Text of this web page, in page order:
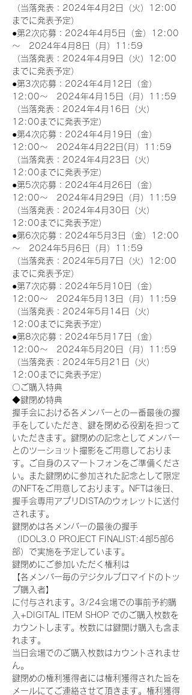
（当落発表：2024年4月2日（火）12:00
までに発表予定）
●第2次応募：2024年4月5日（金）12:00
～　2024年4月8日（月）11:59
（当落発表：2024年4月9日（火）12:00
までに発表予定）
●第3次応募：2024年4月12日（金）
12:00～　2024年4月15日（月）11:59
（当落発表：2024年4月16日（火）
12:00までに発表予定）
●第4次応募：2024年4月19日（金）
12:00～　2024年4月22日(月）11:59
（当落発表：2024年4月23日（火）
12:00までに発表予定）
●第5次応募：2024年4月26日（金）
12:00～　2024年4月29日（月）11:59
（当落発表：2024年4月30日（火）
12:00までに発表予定）
●第6次応募：2024年5月3日（金）12:00
～　2024年5月6日（月）11:59
（当落発表：2024年5月7日（火）12:00
までに発表予定）
●第7次応募：2024年5月10日（金）
12:00～　2024年5月13日（月）11:59
（当落発表：2024年5月14日（火）
12:00までに発表予定）
●第8次応募：2024年5月17日（金）
12:00～　2024年5月20日（月）11:59
（当落発表：2024年5月21日（火）
12:00までに発表予定）
〇ご購入特典
◆鍵閉め特典
握手会における各メンバーとの一番最後の握
手をしていただき、鍵を閉める役割を担って
いただきます。鍵閉めの記念としてメンバー
とのツーショット撮影をご用意しておりま
す。ご自身のスマートフォンをご準備くださ
い。また鍵閉めに参加された記念として限定
のNFTをご用意しております。NFTは後日、
握手会専用アプリDISTAのウォレットに送付
されます。
鍵閉めは各メンバーの最後の握手
（IDOL3.0 PROJECT FINALIST:4部5部6
部）で実施を予定しています。
鍵閉めにご参加いただく権利は
【各メンバー毎のデジタルブロマイドのトッ
プ購入者】
に付与されます。3/24会場での事前予約購
入+DIGITAL ITEM SHOP でのご購入枚数を
カウントします。枚数には鍵開け購入も含ま
れます。
当日会場でのご購入枚数はカウントされませ
ん。
鍵閉めの権利獲得者には権利獲得された旨を
メールにてご連絡させて頂きます。権利獲得